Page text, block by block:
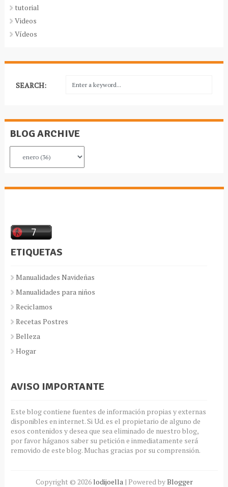
tutorial
Videos
Vídeos
SEARCH:
BLOG ARCHIVE
ETIQUETAS
Manualidades Navideñas
Manualidades para niños
Reciclamos
Recetas Postres
Belleza
Hogar
AVISO IMPORTANTE
Este blog contiene fuentes de información propias y externas
disponibles en internet. Si Ud. es el propietario de alguno de
esos contenidos y desea que sea eliminado de nuestro blog,
por favor háganos saber su petición e inmediatamente será
removido de este blog. Muchas gracias por su comprensión.
Copyright © 2026 lodijoella| Powered byBlogger